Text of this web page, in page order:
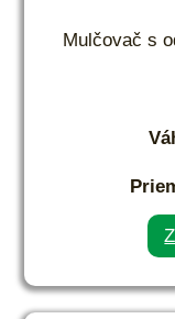
Mulčovač s